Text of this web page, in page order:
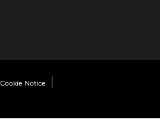
Cookie Notice